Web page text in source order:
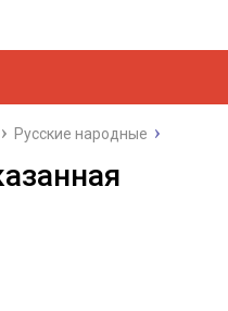
Русские народные